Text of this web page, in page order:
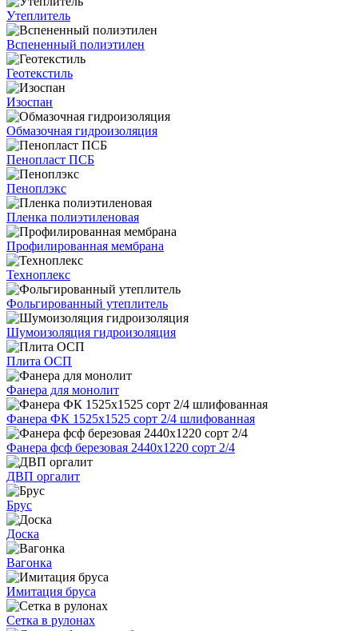
Утеплитель
Вспененный полиэтилен
Геотекстиль
Изоспан
Обмазочная гидроизоляция
Пенопласт ПСБ
Пеноплэкс
Пленка полиэтиленовая
Профилированная мембрана
Техноплекс
Фольгированный утеплитель
Шумоизоляция гидроизоляция
Плита ОСП
Фанера для монолит
Фанера ФК 1525х1525 сорт 2/4 шлифованная
Фанера фсф березовая 2440х1220 сорт 2/4
ДВП оргалит
Брус
Доска
Вагонка
Имитация бруса
Сетка в рулонах